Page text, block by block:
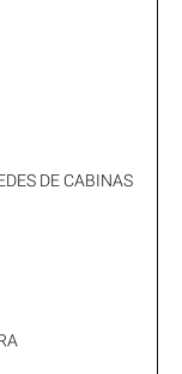
DE CABINAS